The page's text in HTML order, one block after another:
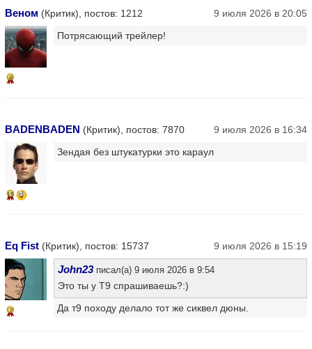
Веном (Критик), постов: 1212 9 июля 2026 в 20:05
8
Потрясающий трейлер!
BADENBADEN (Критик), постов: 7870 9 июля 2026 в 16:34
15
Зендая без штукатурки это караул
Eq Fist (Критик), постов: 15737 9 июля 2026 в 15:19
7
John23писал(а) 9 июля 2026 в 9:54
Это ты у Т9 спрашиваешь?:)
Да т9 походу делало тот же сиквел дюны.